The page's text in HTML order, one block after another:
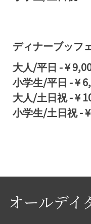
ディナーブッフ
大人/平日 -¥
小学生/平日 -¥
大人/土日祝-¥
小学生/土日祝-
オールデイ